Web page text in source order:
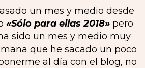
un mes y medio desde
«Sólo para ellas 2018» pero
sido un mes y medio muy
que he sacado un poco
al día con el blog, no